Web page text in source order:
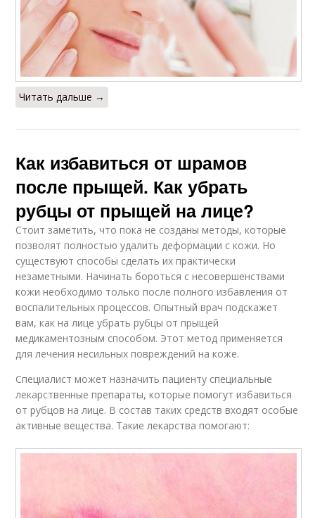
Читать дальше →
Как избавиться от шрамов
после прыщей. Как убрать
рубцы от прыщей на лице?
Стоит заметить, что пока не созданы методы, которые
позволят полностью удалить деформации с кожи. Но
существуют способы сделать их практически
незаметными. Начинать бороться с несовершенствами
кожи необходимо только после полного избавления от
воспалительных процессов. Опытный врач подскажет
вам, как на лице убрать рубцы от прыщей
медикаментозным способом. Этот метод применяется
для лечения несильных повреждений на коже.
Специалист может назначить пациенту специальные
лекарственные препараты, которые помогут избавиться
от рубцов на лице. В состав таких средств входят особые
активные вещества. Такие лекарства помогают: